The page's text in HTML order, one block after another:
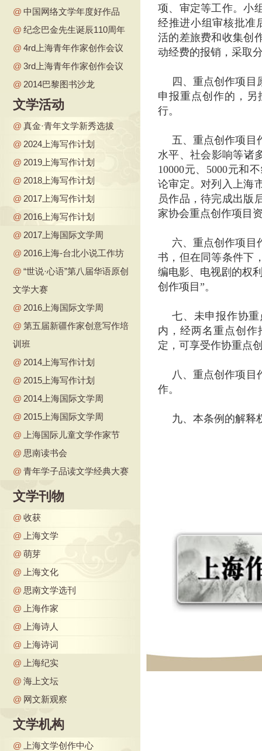
@ 中国网络文学年度好作品
@ 纪念巴金先生诞辰110周年
@ 4rd上海青年作家创作会议
@ 3rd上海青年作家创作会议
@ 2014巴黎图书沙龙
文学活动
@ 真金·青年文学新秀选拔
@ 2024上海写作计划
@ 2019上海写作计划
@ 2018上海写作计划
@ 2017上海写作计划
@ 2016上海写作计划
@ 2017上海国际文学周
@ 2016上海-台北小说工作坊
@ “世说·心语”第八届华语原创
文学大赛
@ 2016上海国际文学周
@ 第五届新疆作家创意写作培
训班
@ 2014上海写作计划
@ 2015上海写作计划
@ 2014上海国际文学周
@ 2015上海国际文学周
@
上海国际儿童文学作家节
@ 思南读书会
@ 青年学子品读文学经典大赛
文学刊物
@ 收获
@
上海文学
@ 萌芽
@
上海文化
@ 思南文学选刊
@
上海作家
@
上海诗人
@
上海诗词
@
上海纪实
@ 海上文坛
@ 网文新观察
文学机构
@
上海文学创作中心
项、审定等工作。小
经推进小组审核批准
活的差旅费和收集创
动经费的报销，采取
四、重点创作项目
申报重点创作的，
行。
五、重点创作项目
水平、社会影响等诸
10000元、5000元和
论审定。对列入上海
员作品，待完成出版
家协会重点创作项目
六、重点创作项目
书，但在同等条件下
编电影、电视剧的权
创作项目”。
七、未申报作协
内，经两名重点创
定，可享受作协重点
八、重点创作项目
作。
九、本条例的解释